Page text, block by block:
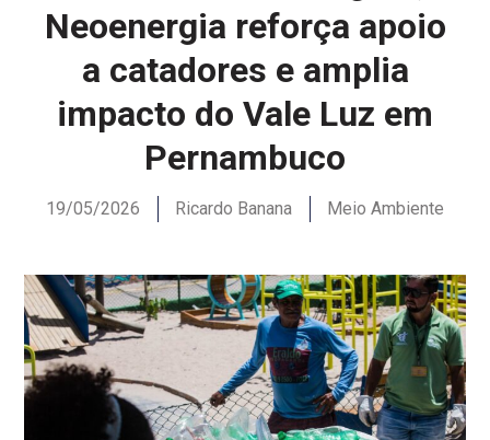
Neoenergia reforça apoio
a catadores e amplia
impacto do Vale Luz em
Pernambuco
19/05/2026 Ricardo Banana Meio Ambiente